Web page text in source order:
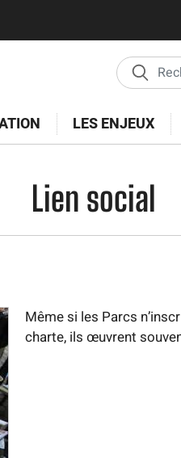
principal
LES ENJEUX
Lien social
Même si les Parcs
charte, ils œuvrent